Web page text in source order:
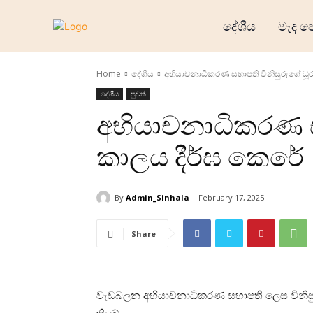
ජාත්‍යන්තර
අධ්‍යාපනික
හෝටල්
ක්‍රීඩා
දේශීය මැද
Home දේශීය අභියාචනාධිකරණ සභාපති විනිසුරුගේ
දේශීය පුවත්
අභියාචනාධිකරණ
කාලය දීර්ඝ කෙරේ
By Admin_Sinhala February 17, 2025
Share
වැඩබලන අභියාචනාධිකරණ සභාපති ලෙස